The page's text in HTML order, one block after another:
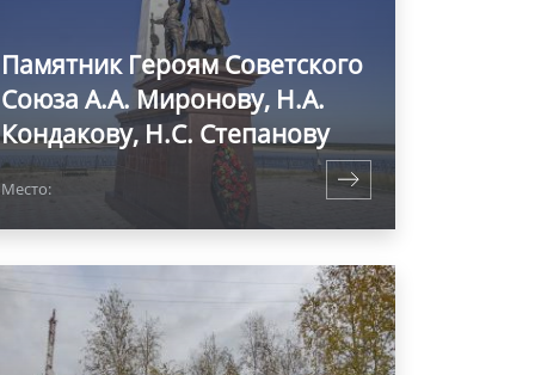
Памятник Героям Советского
Союза А.А. Миронову, Н.А.
Кондакову, Н.С. Степанову
Место: